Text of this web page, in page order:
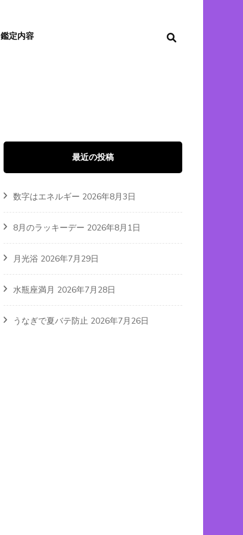
鑑定内容
最近の投稿
数字はエネルギー 2026年8月3日
8月のラッキーデー 2026年8月1日
月光浴 2026年7月29日
水瓶座満月 2026年7月28日
うなぎで夏バテ防止 2026年7月26日